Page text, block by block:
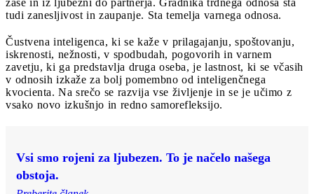
tudi zanesljivost in zaupanje. Sta temelja varnega odnosa.
Čustvena inteligenca, ki se kaže v prilagajanju, spoštovanju,
iskrenosti, nežnosti, v spodbudah, pogovorih in varnem
zavetju, ki ga predstavlja druga oseba, je lastnost, ki se včasih
v odnosih izkaže za bolj pomembno od inteligenčnega
kvocienta. Na srečo se razvija vse življenje in se je učimo z
vsako novo izkušnjo in redno samorefleksijo.
Vsi smo rojeni za ljubezen. To je načelo našega
obstoja.